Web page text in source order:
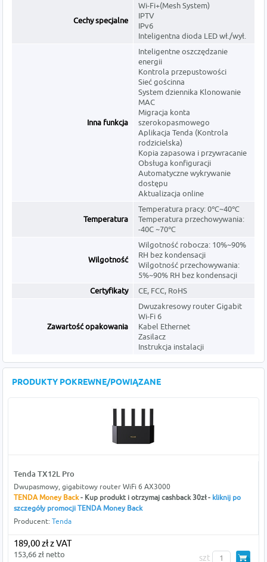
Cechy specjalne
Wi-Fi+(Mesh System)
IPTV
IPv6
Inteligentna dioda LED wł./wył.
Inna funkcja
Inteligentne oszczędzanie
energii
Kontrola przepustowości
Sieć gościnna
System dziennika Klonowanie
MAC
Migracja konta
szerokopasmowego
Aplikacja Tenda (Kontrola
rodzicielska)
Kopia zapasowa i przywracanie
Obsługa konfiguracji
Automatyczne wykrywanie
dostępu
Aktualizacja online
Temperatura
Temperatura pracy: 0℃~40℃
Temperatura przechowywania:
-40C ~70℃
Wilgotność
Wilgotność robocza: 10%~90%
RH bez kondensacji
Wilgotność przechowywania:
5%~90% RH bez kondensacji
Certyfikaty
CE, FCC, RoHS
Zawartość opakowania
Dwuzakresowy router Gigabit
Wi-Fi 6
Kabel Ethernet
Zasilacz
Instrukcja instalacji
PRODUKTY POKREWNE/POWIĄZANE
Tenda TX12L Pro
Dwupasmowy, gigabitowy router WiFi 6 AX3000
TENDA Money Back- Kup produkt i otrzymaj cashback 30zł - kliknij po
szczegóły promocji TENDA Money Back
Producent: Tenda
189,00 zł z VAT
153,66 zł netto szt